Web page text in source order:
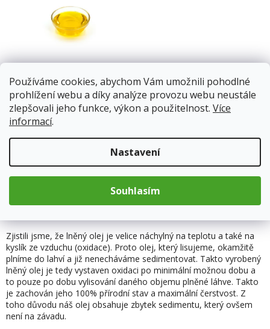
Používáme cookies, abychom Vám umožnili pohodlné
prohlížení webu a díky analýze provozu webu neustále
zlepšovali jeho funkce, výkon a použitelnost. Více
informací.
Nastavení
Souhlasím
lněný olej lisovaný za
studena 1000ml RAW
Průměrné
hodnocení
produktu
Skladem
299 Kč
v
l
á
d
a
c
í
p
3položek celkem
Zjistili jsme, že lněný olej je velice náchylný na teplotu a také na
kyslík ze vzduchu (oxidace). Proto olej, který lisujeme, okamžitě
plníme do lahví a již nenecháváme sedimentovat. Takto vyrobený
lněný olej je tedy vystaven oxidaci po minimální možnou dobu a
to pouze po dobu vylisování daného objemu plněné láhve. Takto
je zachován jeho 100% přírodní stav a maximální čerstvost. Z
toho důvodu náš olej obsahuje zbytek sedimentu, který ovšem
není na závadu.